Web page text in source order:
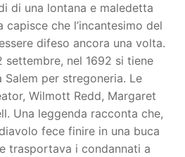
di una lontana e maledetta
capisce che l’incantesimo del
difeso ancora una volta.
settembre, nel 1692 si tiene
Salem per stregoneria. Le
Wilmott Redd, Margaret
Una leggenda racconta che,
fece finire in una buca
trasportava i condannati a